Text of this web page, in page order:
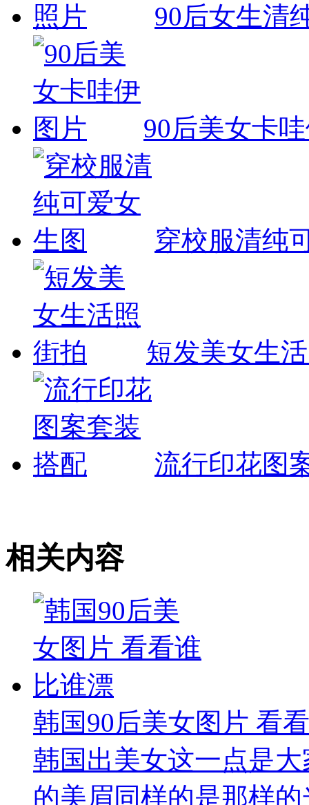
90后女生清
90后美女卡
穿校服清纯
短发美女生
流行印花图
相关内容
韩国90后美女图片 看
韩国出美女这一点是
的美眉同样的是那样